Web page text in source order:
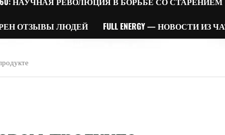
ОТЗЫВЫ ЛЮДЕЙ FULL ENERGY — НОВОСТИ ИЗ